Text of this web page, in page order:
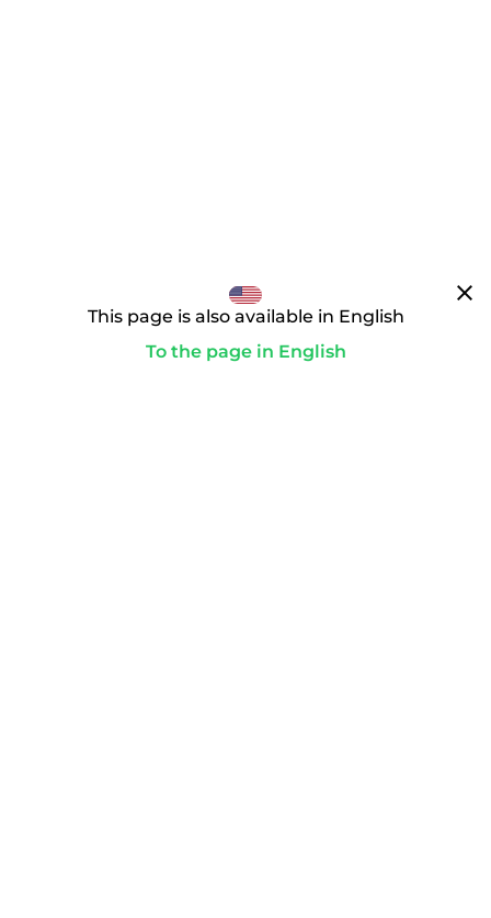
This page is also available in English
To the page in English
clear